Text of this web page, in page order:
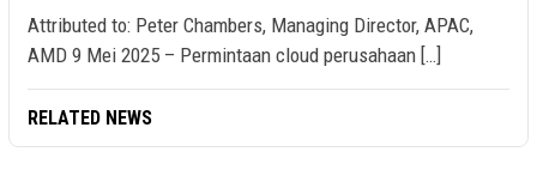
Attributed to: Peter Chambers, Managing Director, APAC,
AMD 9 Mei 2025 – Permintaan cloud perusahaan […]
RELATED NEWS